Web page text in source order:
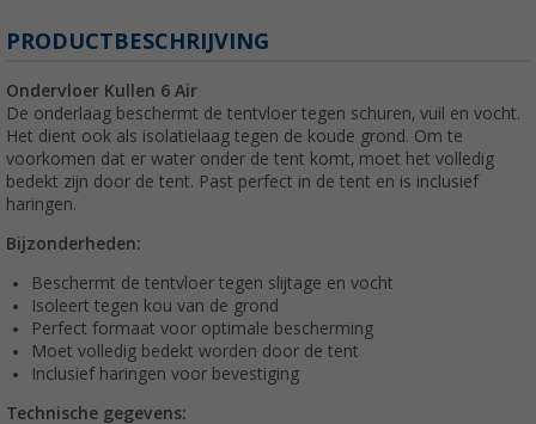
PRODUCTBESCHRIJVING
Ondervloer Kullen 6 Air
De onderlaag beschermt de tentvloer tegen schuren, vuil en vocht.
Het dient ook als isolatielaag tegen de koude grond. Om te
voorkomen dat er water onder de tent komt, moet het volledig
bedekt zijn door de tent. Past perfect in de tent en is inclusief
haringen.
Bijzonderheden:
Beschermt de tentvloer tegen slijtage en vocht
Isoleert tegen kou van de grond
Perfect formaat voor optimale bescherming
Moet volledig bedekt worden door de tent
Inclusief haringen voor bevestiging
Technische gegevens: